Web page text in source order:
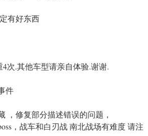
有好东西
次.其他车型请亲自体验.谢谢.
件
，修复部分描述错误的问题，
，战车和白刃战 南北战场有难度 请注